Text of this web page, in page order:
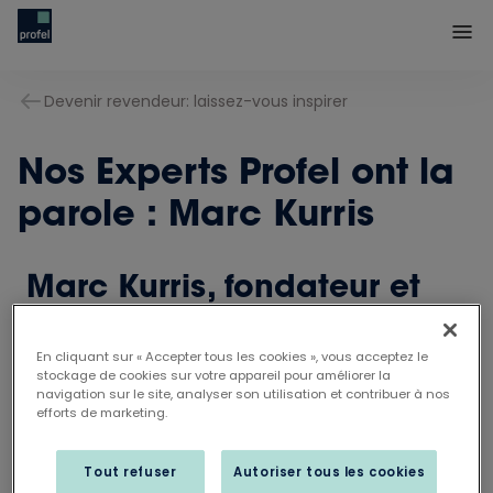
Devenir revendeur: laissez-vous inspirer
Nos Experts Profel ont la
parole : Marc Kurris
Marc Kurris, fondateur et
“Lorsque j’ai créé il y a 33 ans ma société
unipersonnelle, j’ai immédiatement opté pour
Profel,” raconte Marc Kurris, fondateur et gérant
de Baku.
En cliquant sur « Accepter tous les cookies », vous acceptez le
stockage de cookies sur votre appareil pour améliorer la
navigation sur le site, analyser son utilisation et contribuer à nos
efforts de marketing.
Tout refuser Autoriser tous les cookies